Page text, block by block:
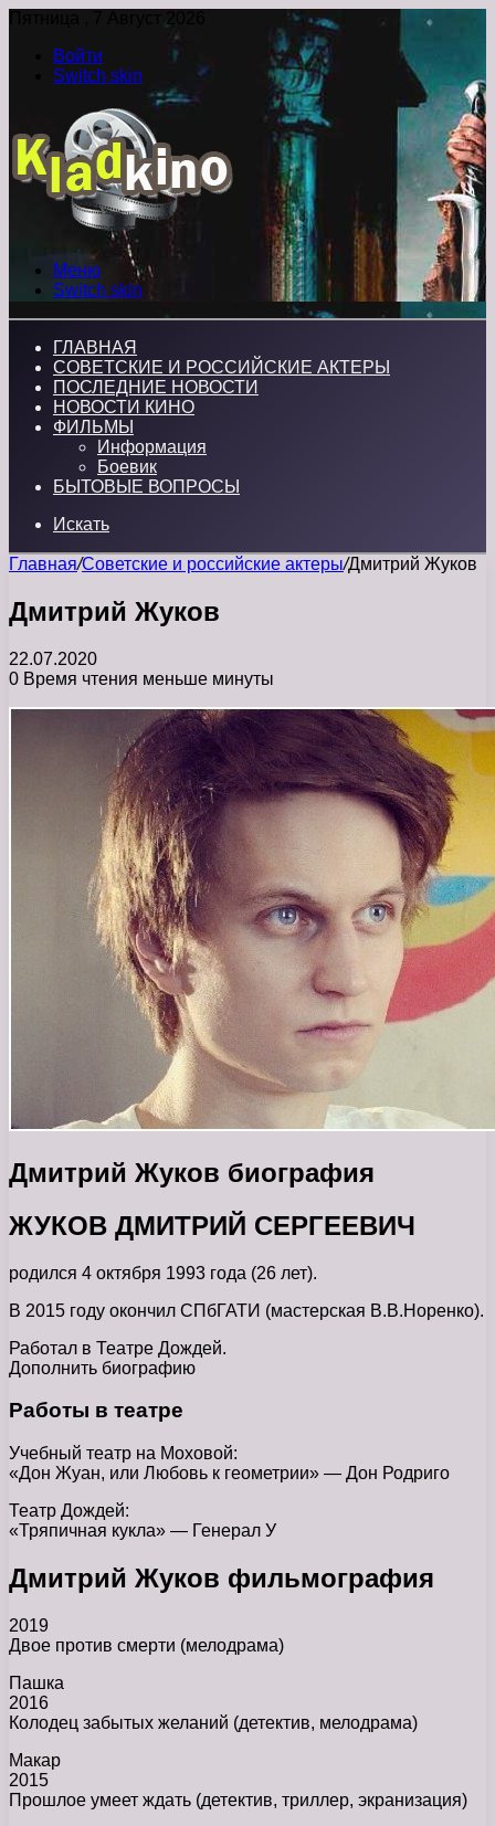
Пятница , 7 Август 2026
Войти
Switch skin
Меню
Switch skin
ГЛАВНАЯ
СОВЕТСКИЕ И РОССИЙСКИЕ АКТЕРЫ
ПОСЛЕДНИЕ НОВОСТИ
НОВОСТИ КИНО
ФИЛЬМЫ
Информация
Боевик
БЫТОВЫЕ ВОПРОСЫ
Искать
Главная/Советские и российские актеры/Дмитрий Жуков
Дмитрий Жуков
22.07.2020
0 Время чтения меньше минуты
Дмитрий Жуков биография
ЖУКОВ ДМИТРИЙ СЕРГЕЕВИЧ
родился 4 октября 1993 года (26 лет).
В 2015 году окончил СПбГАТИ (мастерская В.В.Норенко).
Работал в Театре Дождей.
Дополнить биографию
Работы в театре
Учебный театр на Моховой:
«Дон Жуан, или Любовь к геометрии» — Дон Родриго
Театр Дождей:
«Тряпичная кукла» — Генерал У
Дмитрий Жуков фильмография
2019
Двое против смерти (мелодрама)
Пашка
2016
Колодец забытых желаний (детектив, мелодрама)
Макар
2015
Прошлое умеет ждать (детектив, триллер, экранизация)